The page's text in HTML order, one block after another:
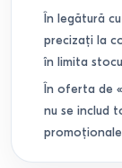
În legătură
precizați la
în limita
În oferta de
nu se includ
promoționale